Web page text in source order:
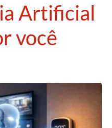
Artificial
você